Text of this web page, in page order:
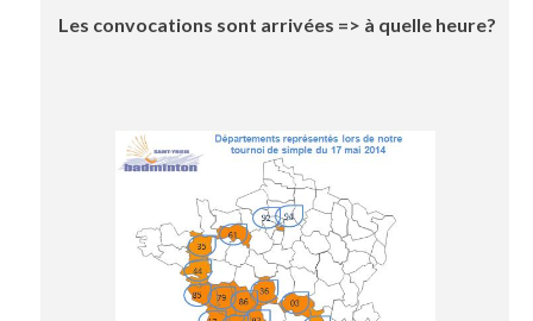
Les convocations sont arrivées => à quelle heure?